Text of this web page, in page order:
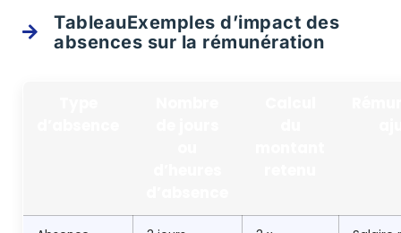
TableauExemples d’impact des
absences sur la rémunération